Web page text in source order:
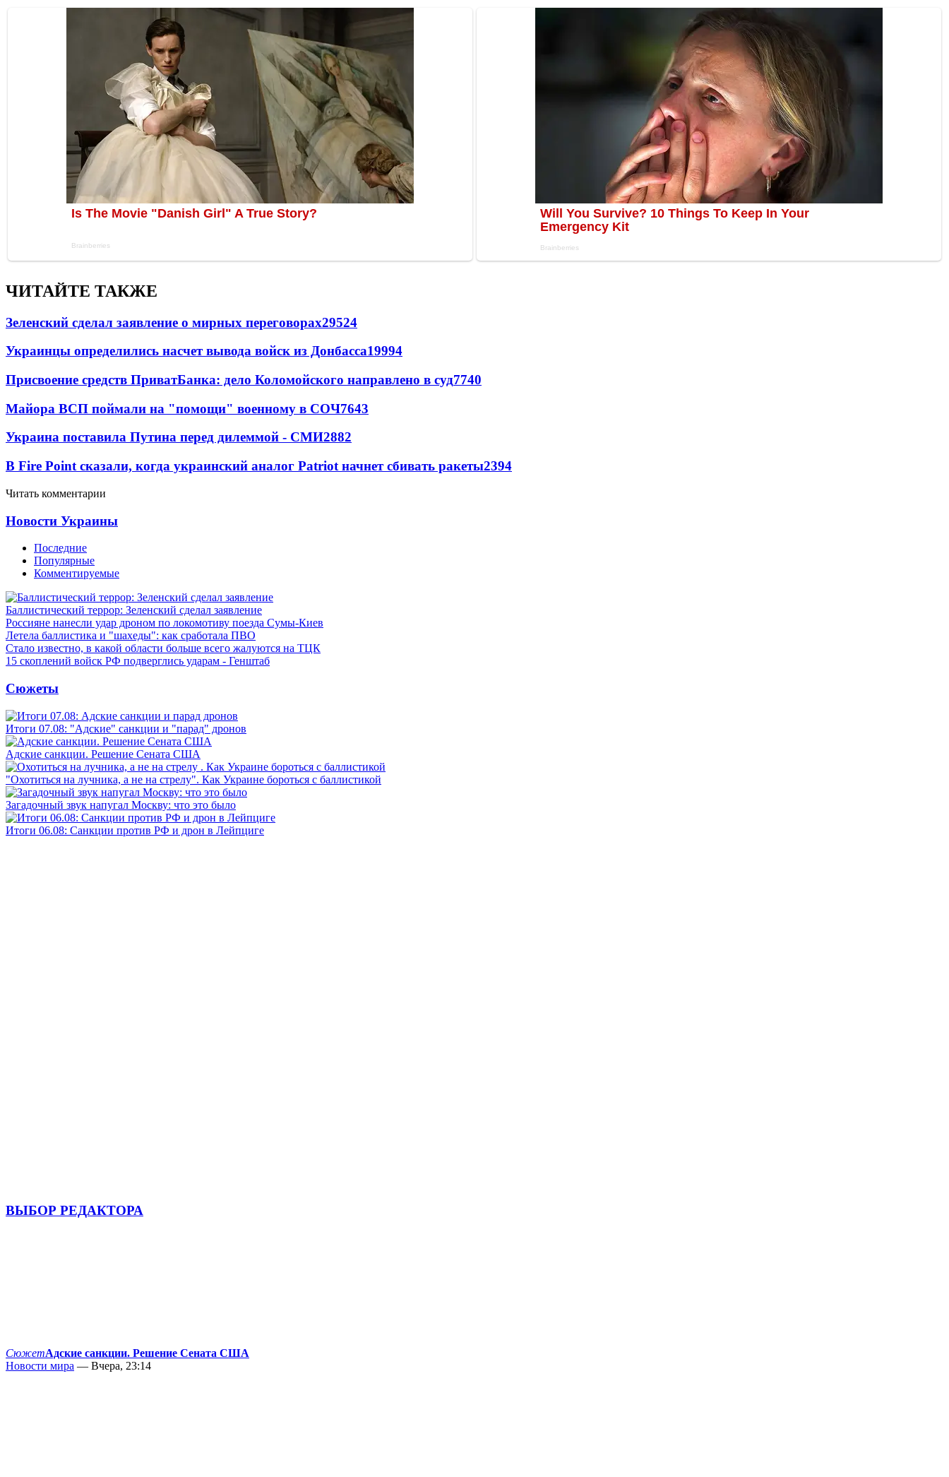
ЧИТАЙТЕ ТАКЖЕ
Зеленский сделал заявление о мирных переговорах29524
Украинцы определились насчет вывода войск из Донбасса19994
Присвоение средств ПриватБанка: дело Коломойского направлено в суд7740
Майора ВСП поймали на "помощи" военному в СОЧ7643
Украина поставила Путина перед дилеммой - СМИ2882
В Fire Point сказали, когда украинский аналог Patriot начнет сбивать ракеты2394
Читать комментарии
Новости Украины
Последние
Популярные
Комментируемые
Баллистический террор: Зеленский сделал заявление
Россияне нанесли удар дроном по локомотиву поезда Сумы-Киев
Летела баллистика и "шахеды": как сработала ПВО
Стало известно, в какой области больше всего жалуются на ТЦК
15 скоплений войск РФ подверглись ударам - Генштаб
Сюжеты
Итоги 07.08: "Адские" санкции и "парад" дронов
Адские санкции. Решение Сената США
"Охотиться на лучника, а не на стрелу". Как Украине бороться с баллистикой
Загадочный звук напугал Москву: что это было
Итоги 06.08: Санкции против РФ и дрон в Лейпциге
ВЫБОР РЕДАКТОРА
СюжетАдские санкции. Решение Сената США
Новости мира — Вчера, 23:14